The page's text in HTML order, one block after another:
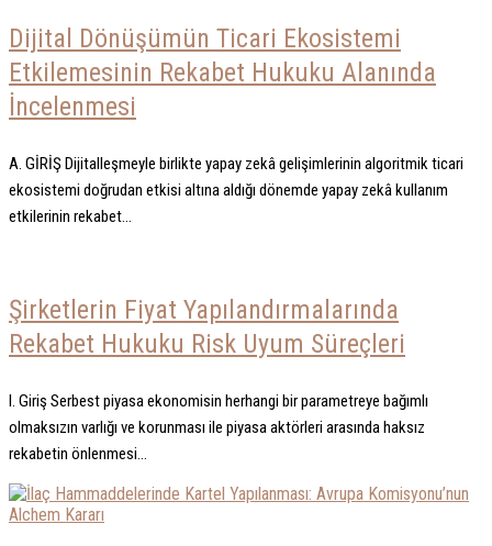
Dijital Dönüşümün Ticari Ekosistemi
Etkilemesinin Rekabet Hukuku Alanında
İncelenmesi
A. GİRİŞ Dijitalleşmeyle birlikte yapay zekâ gelişimlerinin algoritmik ticari
ekosistemi doğrudan etkisi altına aldığı dönemde yapay zekâ kullanım
etkilerinin rekabet...
Şirketlerin Fiyat Yapılandırmalarında
Rekabet Hukuku Risk Uyum Süreçleri
I. Giriş Serbest piyasa ekonomisin herhangi bir parametreye bağımlı
olmaksızın varlığı ve korunması ile piyasa aktörleri arasında haksız
rekabetin önlenmesi...